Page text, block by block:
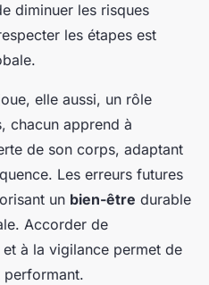
diminuer les risques
les étapes est
elle aussi, un rôle
chacun apprend à
de son corps, adaptant
Les erreurs futures
un bien-être durable
Accorder de
et à la vigilance permet de
performant.